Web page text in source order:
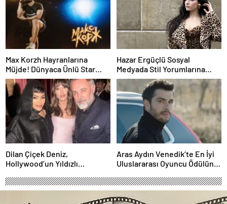
Max Korzh Hayranlarına
Müjde! Dünyaca Ünlü Star
İstanbul’da Canlı
Performansla Hayranlarıyla
Buluşuyor
Hazar Ergüçlü Sosyal
Medyada Stil Yorumlarına
Neden Oldu
Dilan Çiçek Deniz,
Hollywood’un Yıldızlı
Aras Aydın Venedik’te En İyi
Uluslararası Oyuncu Ödülünü